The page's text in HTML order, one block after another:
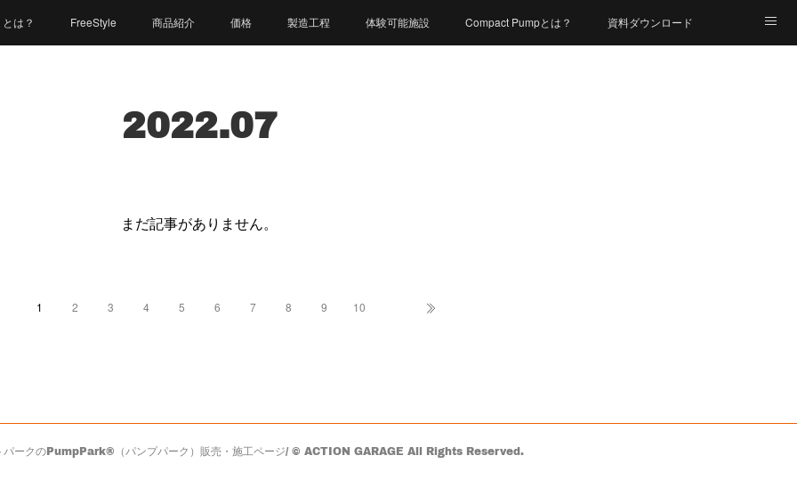
は？ FreeStyle 商品紹介 価格 製造工程 体験可能施設 Compact Pumpとは？ 資料ダウンロード
2022.07
まだ記事がありません。
1 2 3 4 5 6 7 8 9 10
パークのPumpPark®（パンプパーク）販売・施工ページ/ © ACTION GARAGE All Rights Reserved.